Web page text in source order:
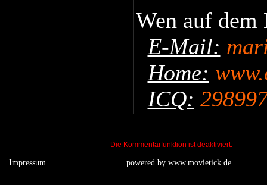
Wen auf dem
E-Mail:
Home:
ICQ:
Die Kommentarfunktion ist deaktiviert.
Impressum powered by www.movietick.de